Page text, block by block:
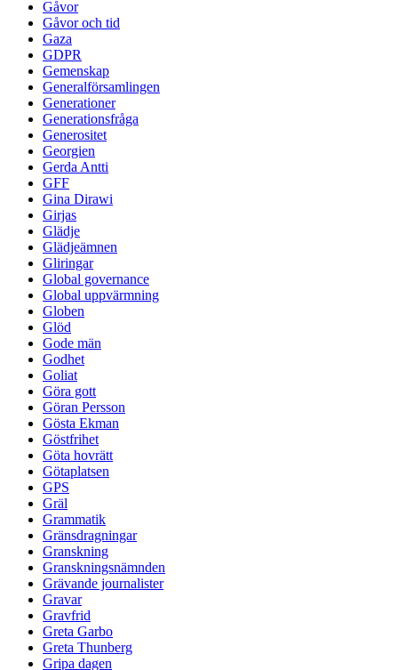
Gåvor
Gåvor och tid
Gaza
GDPR
Gemenskap
Generalförsamlingen
Generationer
Generationsfråga
Generositet
Georgien
Gerda Antti
GFF
Gina Dirawi
Girjas
Glädje
Glädjeämnen
Gliringar
Global governance
Global uppvärmning
Globen
Glöd
Gode män
Godhet
Goliat
Göra gott
Göran Persson
Gösta Ekman
Göstfrihet
Göta hovrätt
Götaplatsen
GPS
Gräl
Grammatik
Gränsdragningar
Granskning
Granskningsnämnden
Grävande journalister
Gravar
Gravfrid
Greta Garbo
Greta Thunberg
Gripa dagen